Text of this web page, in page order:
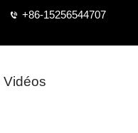
+86-15256544707
Vidéos